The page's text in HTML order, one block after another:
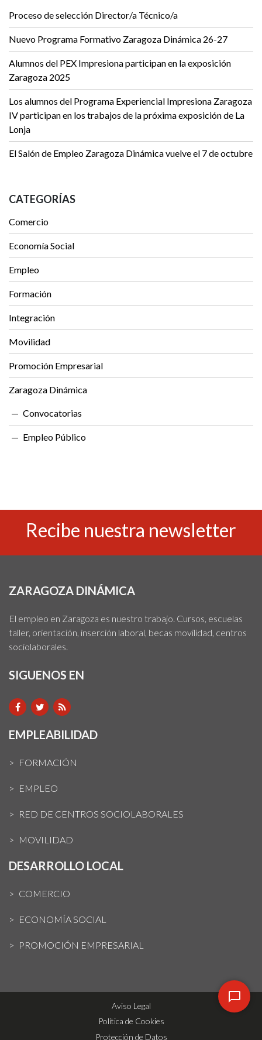
Proceso de selección Director/a Técnico/a
Nuevo Programa Formativo Zaragoza Dinámica 26-27
Alumnos del PEX Impresiona participan en la exposición
Zaragoza 2025
Los alumnos del Programa Experiencial Impresiona Zaragoza
IV participan en los trabajos de la próxima exposición de La
Lonja
El Salón de Empleo Zaragoza Dinámica vuelve el 7 de octubre
CATEGORÍAS
Comercio
Economía Social
Empleo
Formación
Integración
Movilidad
Promoción Empresarial
Zaragoza Dinámica
Convocatorias
Empleo Público
Recibe nuestra newsletter
ZARAGOZA DINÁMICA
El empleo en Zaragoza es nuestro trabajo. Cursos, escuelas
taller, orientación, inserción laboral, becas movilidad, centros
sociolaborales.
SIGUENOS EN
EMPLEABILIDAD
FORMACIÓN
EMPLEO
RED DE CENTROS SOCIOLABORALES
MOVILIDAD
DESARROLLO LOCAL
COMERCIO
ECONOMÍA SOCIAL
PROMOCIÓN EMPRESARIAL
Aviso Legal
Política de Cookies
Protección de Datos